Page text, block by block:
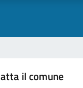
il comune